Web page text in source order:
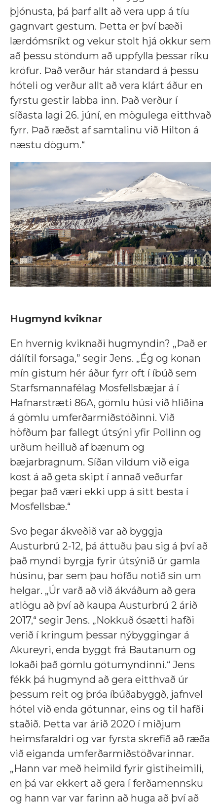
þjónusta, þá þarf allt að vera upp á tíu
gagnvart gestum. Þetta er því bæði
lærdómsríkt og vekur stolt hjá okkur sem
að þessu stöndum að uppfylla þessar ríku
kröfur. Það verður hár standard á þessu
hóteli og verður allt að vera klárt áður en
fyrstu gestir labba inn. Það verður í
síðasta lagi 26. júní, en mögulega eitthvað
fyrr. Það ræðst af samtalinu við Hilton á
næstu dögum.“
Hugmynd kviknar
En hvernig kviknaði hugmyndin? „Það er
dálítil forsaga,” segir Jens. „Ég og konan
mín gistum hér áður fyrr oft í íbúð sem
Starfsmannafélag Mosfellsbæjar á í
Hafnarstræti 86A, gömlu húsi við hliðina
á gömlu umferðarmiðstöðinni. Við
höfðum þar fallegt útsýni yfir Pollinn og
urðum heilluð af bænum og
bæjarbragnum. Síðan vildum við eiga
kost á að geta skipt í annað veðurfar
þegar það væri ekki upp á sitt besta í
Mosfellsbæ.“
Svo þegar ákveðið var að byggja
Austurbrú 2-12, þá áttuðu þau sig á því að
það myndi byrgja fyrir útsýnið úr gamla
húsinu, þar sem þau höfðu notið sín um
helgar. „Úr varð að við ákváðum að gera
atlögu að því að kaupa Austurbrú 2 árið
2017,“ segir Jens. „Nokkuð ósætti hafði
verið í kringum þessar nýbyggingar á
Akureyri, enda byggt frá Bautanum og
lokaði það gömlu götumyndinni.“ Jens
fékk þá hugmynd að gera eitthvað úr
þessum reit og þróa íbúðabyggð, jafnvel
hótel við enda götunnar, eins og til hafði
staðið. Þetta var árið 2020 í miðjum
heimsfaraldri og var fyrsta skrefið að ræða
við eiganda umferðarmiðstöðvarinnar.
„Hann var með heimild fyrir gistiheimili,
en þá var ekkert að gera í ferðamennsku
og hann var var farinn að huga að því að